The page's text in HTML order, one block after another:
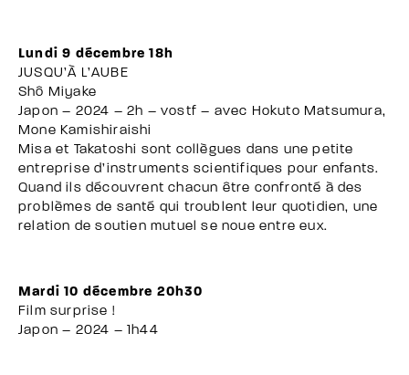
Lundi 9 décembre 18h
JUSQU’À L’AUBE
Shô Miyake
Japon – 2024 – 2h – vostf – avec Hokuto Matsumura,
Mone Kamishiraishi
Misa et Takatoshi sont collègues dans une petite
entreprise d’instruments scientifiques pour enfants.
Quand ils découvrent chacun être confronté à des
problèmes de santé qui troublent leur quotidien, une
relation de soutien mutuel se noue entre eux.
Mardi 10 décembre 20h30
Film surprise !
Japon – 2024 – 1h44